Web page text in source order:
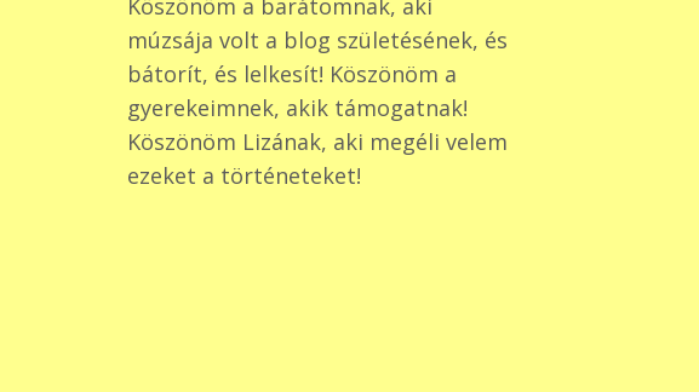
Köszönöm a barátomnak, aki
múzsája volt a blog születésének, és
bátorít, és lelkesít! Köszönöm a
gyerekeimnek, akik támogatnak!
Köszönöm Lizának, aki megéli velem
ezeket a történeteket!